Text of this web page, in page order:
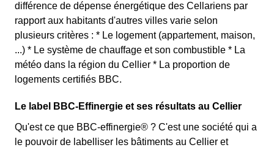
différence de dépense énergétique des Cellariens par
rapport aux habitants d'autres villes varie selon
plusieurs critères : * Le logement (appartement, maison,
...) * Le système de chauffage et son combustible * La
météo dans la région du Cellier * La proportion de
logements certifiés BBC.
Le label BBC-Effinergie et ses résultats au Cellier
Qu'est ce que BBC-effinergie® ? C'est une société qui a
le pouvoir de labelliser les bâtiments au Cellier et